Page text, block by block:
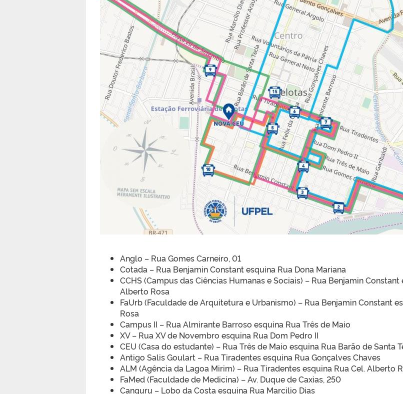
Anglo – Rua Gomes Carneiro, 01
Cotada – Rua Benjamin Constant esquina Rua Dona Mariana
CCHS (Campus das Ciências Humanas e Sociais) – Rua Benjamin Constant
Alberto Rosa
FaUrb (Faculdade de Arquitetura e Urbanismo) – Rua Benjamin Constant
Rosa
Campus II – Rua Almirante Barroso esquina Rua Três de Maio
XV – Rua XV de Novembro esquina Rua Dom Pedro II
CEU (Casa do estudante) – Rua Três de Maio esquina Rua Barão de Santa
Antigo Salis Goulart – Rua Tiradentes esquina Rua Gonçalves Chaves
ALM (Agência da Lagoa Mirim) – Rua Tiradentes esquina Rua Cel. Alberto
FaMed (Faculdade de Medicina) – Av. Duque de Caxias, 250
Canguru – Lobo da Costa esquina Rua Marcilio Dias